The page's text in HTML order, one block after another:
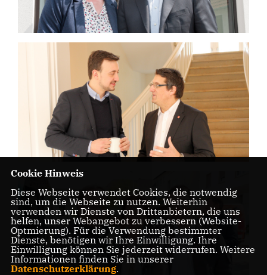
Cookie Hinweis
Diese Webseite verwendet Cookies, die notwendig
sind, um die Webseite zu nutzen. Weiterhin
verwenden wir Dienste von Drittanbietern, die uns
helfen, unser Webangebot zu verbessern (Website-
Optmierung). Für die Verwendung bestimmter
Dienste, benötigen wir Ihre Einwilligung. Ihre
Einwilligung können Sie jederzeit widerrufen. Weitere
Informationen finden Sie in unserer
Datenschutzerklärung.